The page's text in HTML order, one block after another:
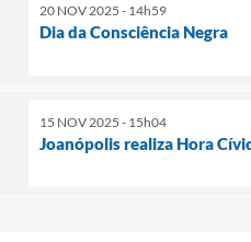
20 NOV 2025 - 14h59
Dia da Consciência Negra
15 NOV 2025 - 15h04
Joanópolis realiza Hora